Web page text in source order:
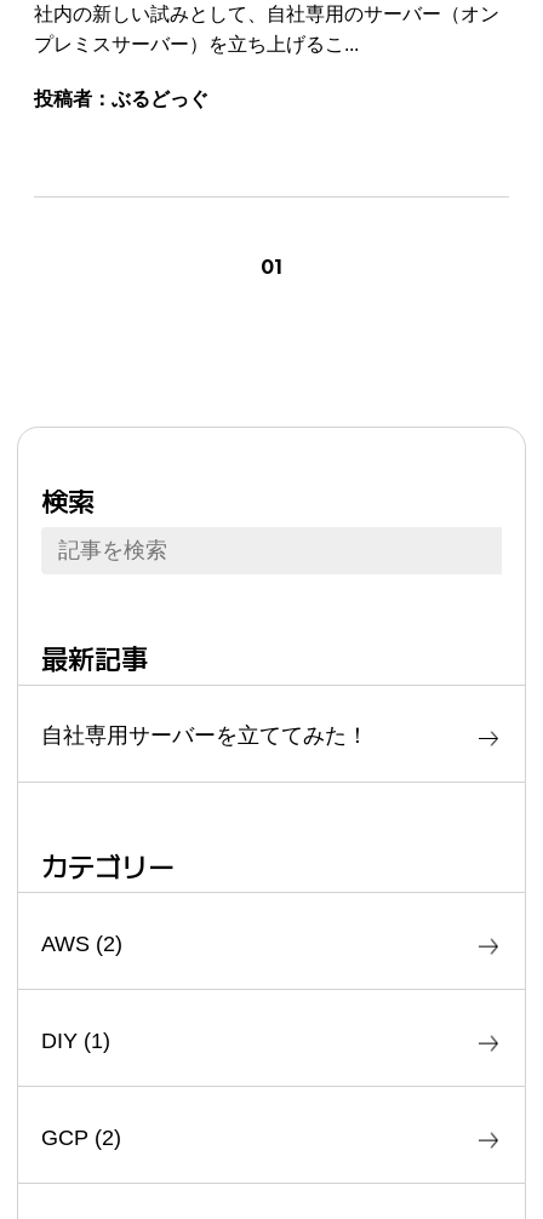
社内の新しい試みとして、自社専用のサーバー（オン
プレミスサーバー）を立ち上げるこ...
投稿者： ぶるどっぐ
01
検索
最新記事
自社専用サーバーを立ててみた！
カテゴリー
AWS(2)
DIY(1)
GCP (2)